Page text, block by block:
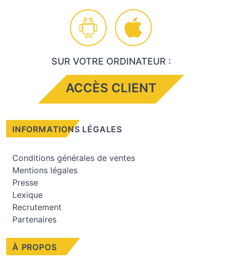
À PROPOS
SUR VOTRE ORDINATEUR :
ACCÈS CLIENT
INFORMATIONS LÉGALES
Conditions générales de ventes
Mentions légales
Presse
Lexique
Recrutement
Partenaires